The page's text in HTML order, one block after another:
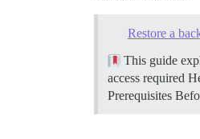
Restore a
This guide
access required
Prerequisites